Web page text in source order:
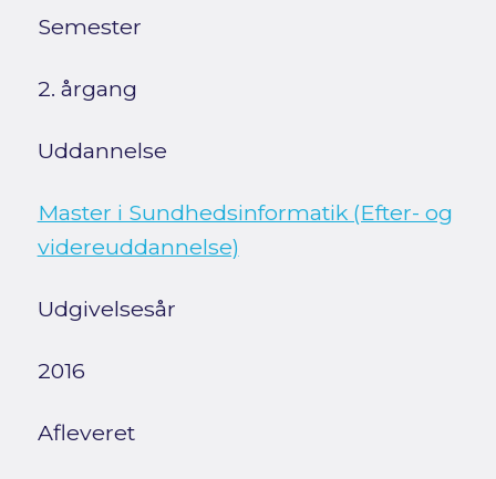
Semester
2. årgang
Uddannelse
Master i Sundhedsinformatik (Efter- og
videreuddannelse)
Udgivelsesår
2016
Afleveret